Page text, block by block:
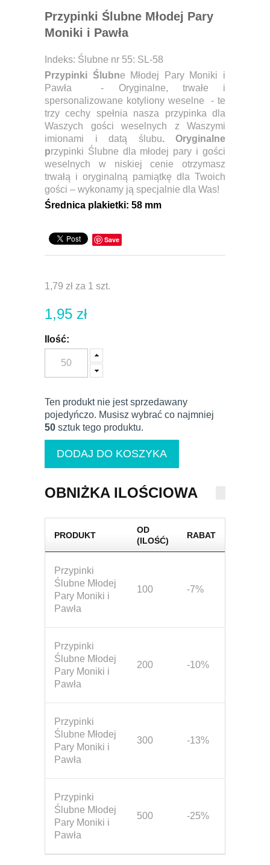
Przypinki Ślubne Młodej Pary
Moniki i Pawła
Indeks: Ślubne nr 55: SL-58
Przypinki Ślubne Młodej Pary Moniki i
Pawła - Oryginalne, trwałe i
spersonalizowane kotyliony weselne - te
trzy cechy spełnia nasza przypinka dla
Waszych gości weselnych z Waszymi
imionami i datą ślubu. Oryginalne
przypinki Ślubne dla młodej pary i gości
weselnych w niskiej cenie otrzymasz
trwałą i oryginalną pamiątkę dla Twoich
gości – wykonamy ją specjalnie dla Was!
Średnica plakietki: 58 mm
Save
1,79 zł za 1 szt.
1,95 zł
Ilość:
Ten produkt nie jest sprzedawany
pojedyńczo. Musisz wybrać co najmniej
50 sztuk tego produktu.
OBNIŻKA ILOŚCIOWA
PRODUKT
OD
(ILOŚĆ)
RABAT
Przypinki
Ślubne Młodej
Pary Moniki i
Pawła
100 -7%
Przypinki
Ślubne Młodej
Pary Moniki i
Pawła
200 -10%
Przypinki
Ślubne Młodej
Pary Moniki i
Pawła
300 -13%
Przypinki
Ślubne Młodej
Pary Moniki i
Pawła
500 -25%